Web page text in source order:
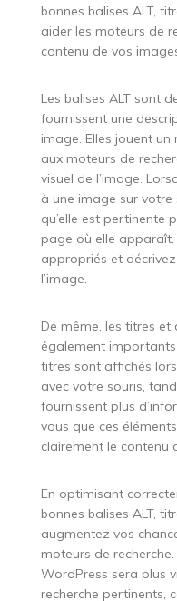
bonnes balises ALT,
aider les moteurs de
contenu de vos
Les balises ALT sont
fournissent une
image. Elles jouent
aux moteurs de
visuel de l’image.
à une image sur
qu’elle est pertinente
page où elle
appropriés et
l’image.
De même, les titres
également
titres sont affichés
avec votre souris,
fournissent plus
vous que ces
clairement le contenu
En optimisant
bonnes balises ALT,
augmentez vos
moteurs de
WordPress sera plus
recherche pertinents,